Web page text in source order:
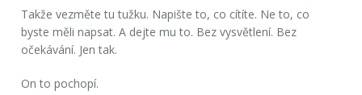
Takže vezměte tu tužku. Napište to, co cítíte. Ne to, co
byste měli napsat. A dejte mu to. Bez vysvětlení. Bez
očekávání. Jen tak.
On to pochopí.